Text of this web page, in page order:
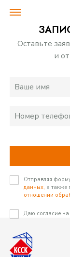
ВЫБЕРИТЕ
ВАРИАНТЫ
Оставьте
и
Отправляя
данных, а также
отношении
Даю согласие на